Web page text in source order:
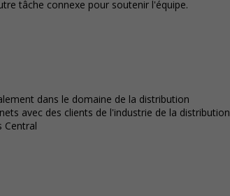
tâche connexe pour soutenir l'équipe.
dans le domaine de la distribution
avec des clients de l'industrie de la distribution
Central